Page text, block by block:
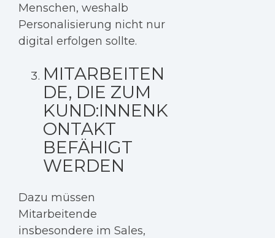
Menschen, weshalb
Personalisierung nicht nur
digital erfolgen sollte.
MITARBEITEN
DE, DIE ZUM
KUND:INNENK
ONTAKT
BEFÄHIGT
WERDEN
Dazu müssen
Mitarbeitende
insbesondere im Sales,